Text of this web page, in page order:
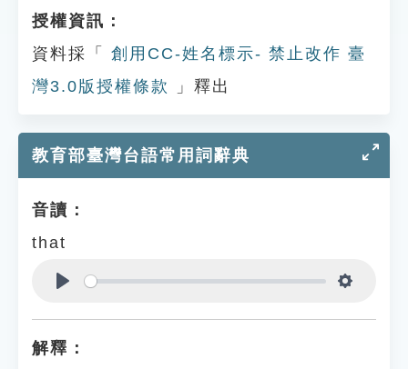
授權資訊：
資料採「
創用CC-姓名標示- 禁止改作 臺
灣3.0版授權條款
」釋出
教育部臺灣台語常用詞辭典
音讀：
that
解釋：